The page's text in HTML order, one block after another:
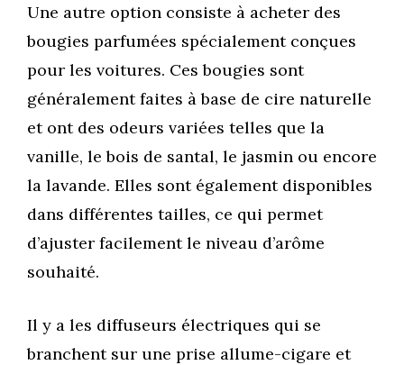
Une autre option consiste à acheter des
bougies parfumées spécialement conçues
pour les voitures. Ces bougies sont
généralement faites à base de cire naturelle
et ont des odeurs variées telles que la
vanille, le bois de santal, le jasmin ou encore
la lavande. Elles sont également disponibles
dans différentes tailles, ce qui permet
d’ajuster facilement le niveau d’arôme
souhaité.
Il y a les diffuseurs électriques qui se
branchent sur une prise allume-cigare et